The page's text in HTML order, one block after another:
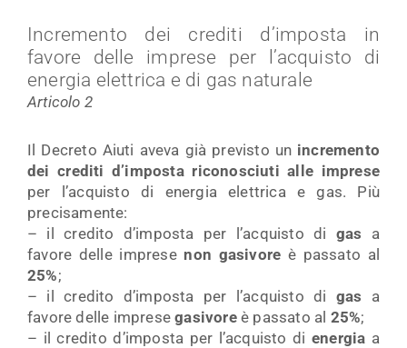
Incremento dei crediti d’imposta in
favore delle imprese per l’acquisto di
energia elettrica e di gas naturale
Articolo 2
Il Decreto Aiuti aveva già previsto un incremento
dei crediti d’imposta riconosciuti alle imprese
per l’acquisto di energia elettrica e gas. Più
precisamente:
– il credito d’imposta per l’acquisto di gas a
favore delle imprese non gasivore è passato al
25%;
– il credito d’imposta per l’acquisto di gas a
favore delle impresegasivoreè passato al 25%;
– il credito d’imposta per l’acquisto di energia a